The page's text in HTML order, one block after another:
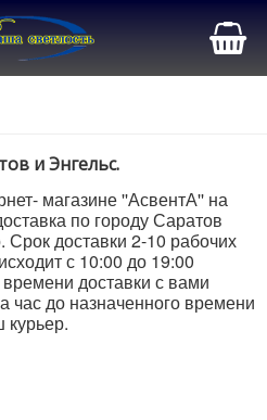
и Энгельс.
магазине ''АсвентА'' на
по городу Саратов
Срок доставки 2-10 рабочих
с 10:00 до 19:00
доставки с вами
до назначенного времени
курьер.